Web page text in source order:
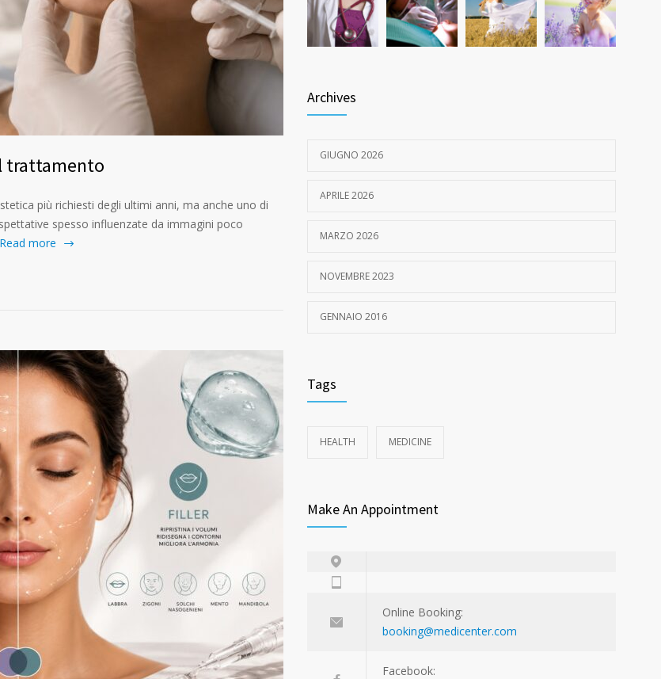
trattamento
più richiesti degli ultimi anni, ma anche uno di
spesso influenzate da immagini poco
Read more
Archives
GIUGNO 2026
APRILE 2026
MARZO 2026
NOVEMBRE 2023
GENNAIO 2016
Tags
HEALTH MEDICINE
Make An Appointment
Online Booking:
booking@medicenter.com
Facebook: